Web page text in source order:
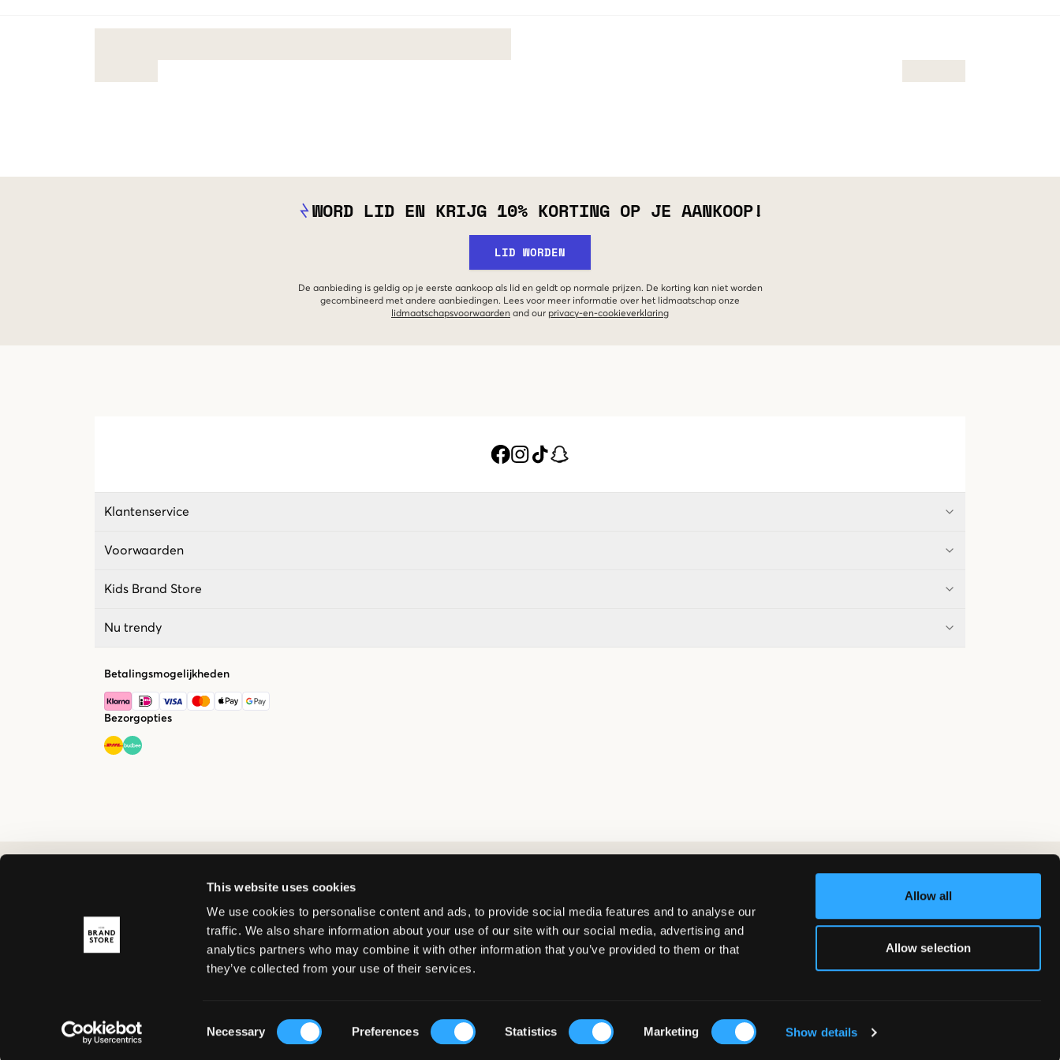
This website uses cookies
We use cookies to personalise content and ads, to provide social media features and to analyse our
traffic. We also share information about your use of our site with our social media, advertising and
analytics partners who may combine it with other information that you’ve provided to them or that
they’ve collected from your use of their services.
Selection
Necessary Preferences Statistics Marketing Show details
Allow all
Allow selection
WORD LID EN KRIJG 10% KORTING OP JE AANKOOP!
LID WORDEN
De aanbieding is geldig op je eerste aankoop als lid en geldt op normale prijzen. De korting kan niet worden
gecombineerd met andere aanbiedingen. Lees voor meer informatie over het lidmaatschap onze
lidmaatschapsvoorwaarden and our privacy-en-cookieverklaring
Klantenservice
Voorwaarden
Kids Brand Store
Nu trendy
Betalingsmogelijkheden
Bezorgopties
© Copyright 2026 Kids Brand Store AB